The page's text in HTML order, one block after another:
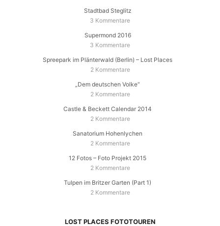
Stadtbad Steglitz
3 Kommentare
Supermond 2016
3 Kommentare
Spreepark im Plänterwald (Berlin) – Lost Places
2 Kommentare
„Dem deutschen Volke“
2 Kommentare
Castle & Beckett Calendar 2014
2 Kommentare
Sanatorium Hohenlychen
2 Kommentare
12 Fotos – Foto Projekt 2015
2 Kommentare
Tulpen im Britzer Garten (Part 1)
2 Kommentare
LOST PLACES FOTOTOUREN